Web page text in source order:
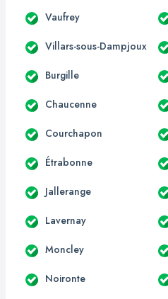
Vaufrey
Villars-sous-Dampjoux
Burgille
Chaucenne
Courchapon
Étrabonne
Jallerange
Lavernay
Moncley
Noironte